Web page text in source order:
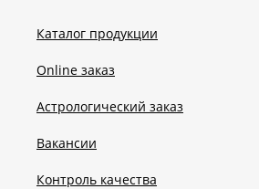
Каталог продукции
Online заказ
Астрологический заказ
Вакансии
Контроль качества